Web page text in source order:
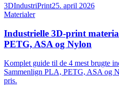
3DIndustriPrint25. april 2026
Materialer
Industrielle 3D-print
PETG, ASA og Nylon
Komplet guide til de 4 mest brugte
Sammenlign PLA, PETG, ASA og
pris.